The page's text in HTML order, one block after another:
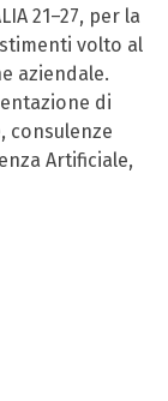
21–27, per la
volto al
aziendale.
di
consulenze
Artificiale,